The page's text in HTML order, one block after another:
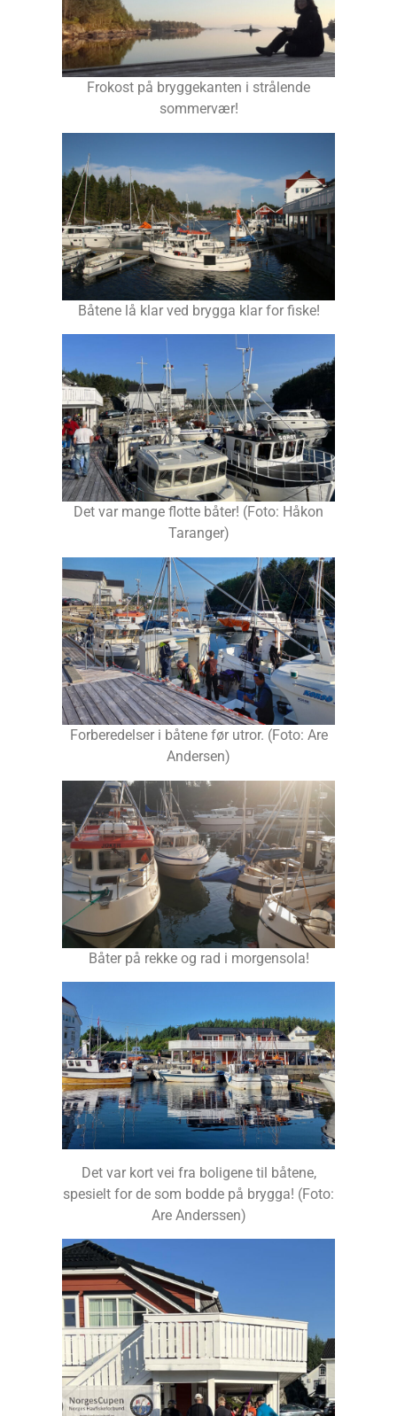
Frokost på bryggekanten i strålende
sommervær!
Båtene lå klar ved brygga klar for fiske!
Det var mange flotte båter! (Foto: Håkon
Taranger)
Forberedelser i båtene før utror. (Foto: Are
Andersen)
Båter på rekke og rad i morgensola!
Det var kort vei fra boligene til båtene,
spesielt for de som bodde på brygga! (Foto:
Are Anderssen)